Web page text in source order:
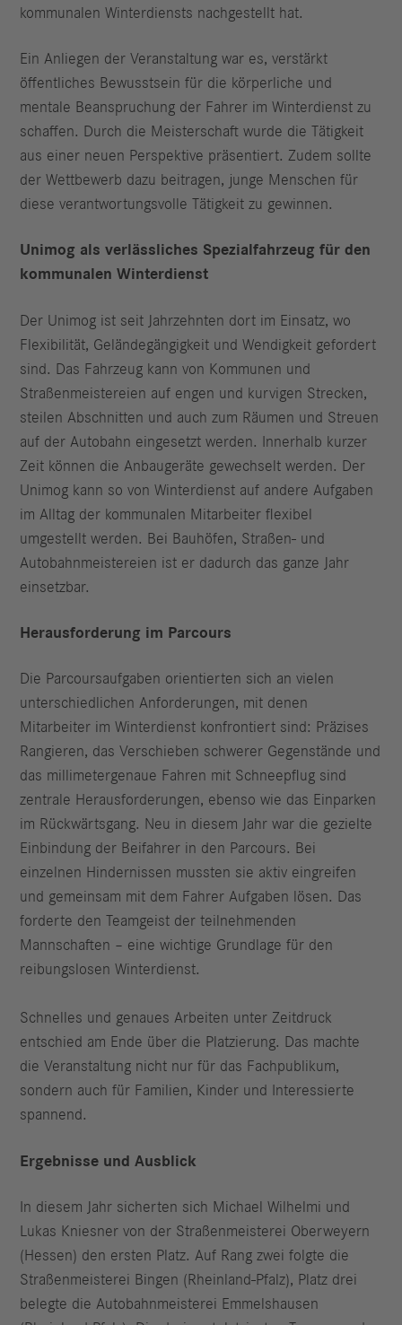
kommunalen Winterdiensts nachgestellt hat.
Ein Anliegen der Veranstaltung war es, verstärkt
öffentliches Bewusstsein für die körperliche und
mentale Beanspruchung der Fahrer im Winterdienst zu
schaffen. Durch die Meisterschaft wurde die Tätigkeit
aus einer neuen Perspektive präsentiert. Zudem sollte
der Wettbewerb dazu beitragen, junge Menschen für
diese verantwortungsvolle Tätigkeit zu gewinnen.
Unimog als verlässliches Spezialfahrzeug für den
kommunalen Winterdienst
Der Unimog ist seit Jahrzehnten dort im Einsatz, wo
Flexibilität, Geländegängigkeit und Wendigkeit gefordert
sind. Das Fahrzeug kann von Kommunen und
Straßenmeistereien auf engen und kurvigen Strecken,
steilen Abschnitten und auch zum Räumen und Streuen
auf der Autobahn eingesetzt werden. Innerhalb kurzer
Zeit können die Anbaugeräte gewechselt werden. Der
Unimog kann so von Winterdienst auf andere Aufgaben
im Alltag der kommunalen Mitarbeiter flexibel
umgestellt werden. Bei Bauhöfen, Straßen- und
Autobahnmeistereien ist er dadurch das ganze Jahr
einsetzbar.
Herausforderung im Parcours
Die Parcoursaufgaben orientierten sich an vielen
unterschiedlichen Anforderungen, mit denen
Mitarbeiter im Winterdienst konfrontiert sind: Präzises
Rangieren, das Verschieben schwerer Gegenstände und
das millimetergenaue Fahren mit Schneepflug sind
zentrale Herausforderungen, ebenso wie das Einparken
im Rückwärtsgang. Neu in diesem Jahr war die gezielte
Einbindung der Beifahrer in den Parcours. Bei
einzelnen Hindernissen mussten sie aktiv eingreifen
und gemeinsam mit dem Fahrer Aufgaben lösen. Das
forderte den Teamgeist der teilnehmenden
Mannschaften – eine wichtige Grundlage für den
reibungslosen Winterdienst.
Schnelles und genaues Arbeiten unter Zeitdruck
entschied am Ende über die Platzierung. Das machte
die Veranstaltung nicht nur für das Fachpublikum,
sondern auch für Familien, Kinder und Interessierte
spannend.
Ergebnisse und Ausblick
In diesem Jahr sicherten sich Michael Wilhelmi und
Lukas Kniesner von der Straßenmeisterei Oberweyern
(Hessen) den ersten Platz. Auf Rang zwei folgte die
Straßenmeisterei Bingen (Rheinland-Pfalz), Platz drei
belegte die Autobahnmeisterei Emmelshausen